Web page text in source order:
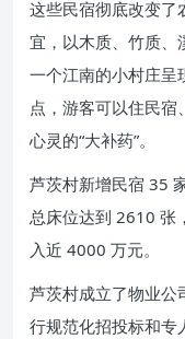
这些民宿彻底改变了
宜，以木质、竹质、
一个江南的小村庄呈
点，游客可以住民
心灵的“大补药”。
芦茨村新增民宿 35
总床位达到 2610 张
入近 4000 万元。
芦茨村成立了物业公
行规范化招投标和专